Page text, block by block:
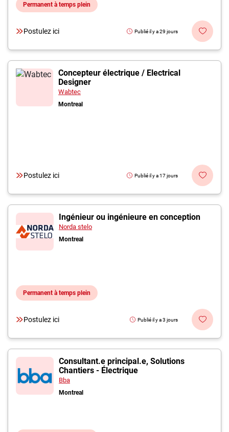
Permanent à temps plein
Postulez ici Publié il y a 29 jours
Concepteur électrique / Electrical
Designer
Wabtec
Montreal
Postulez ici Publié il y a 17 jours
Ingénieur ou ingénieure en conception
Norda stelo
Montreal
Permanent à temps plein
Postulez ici Publié il y a 3 jours
Consultant.e principal.e, Solutions
Chantiers - Électrique
Bba
Montreal